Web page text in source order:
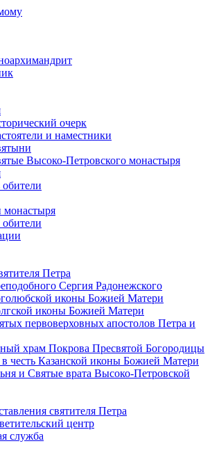
очерк
и наместники
Высоко-Петровского монастыря
монастыря
Петра
Сергия Радонежского
иконы Божией Матери
иконы Божией Матери
первоверховных апостолов Петра и
храм Покрова Пресвятой Богородицы
в честь Казанской иконы Божией Матери
и Святые врата Высоко-Петровской
святителя Петра
центр
служба